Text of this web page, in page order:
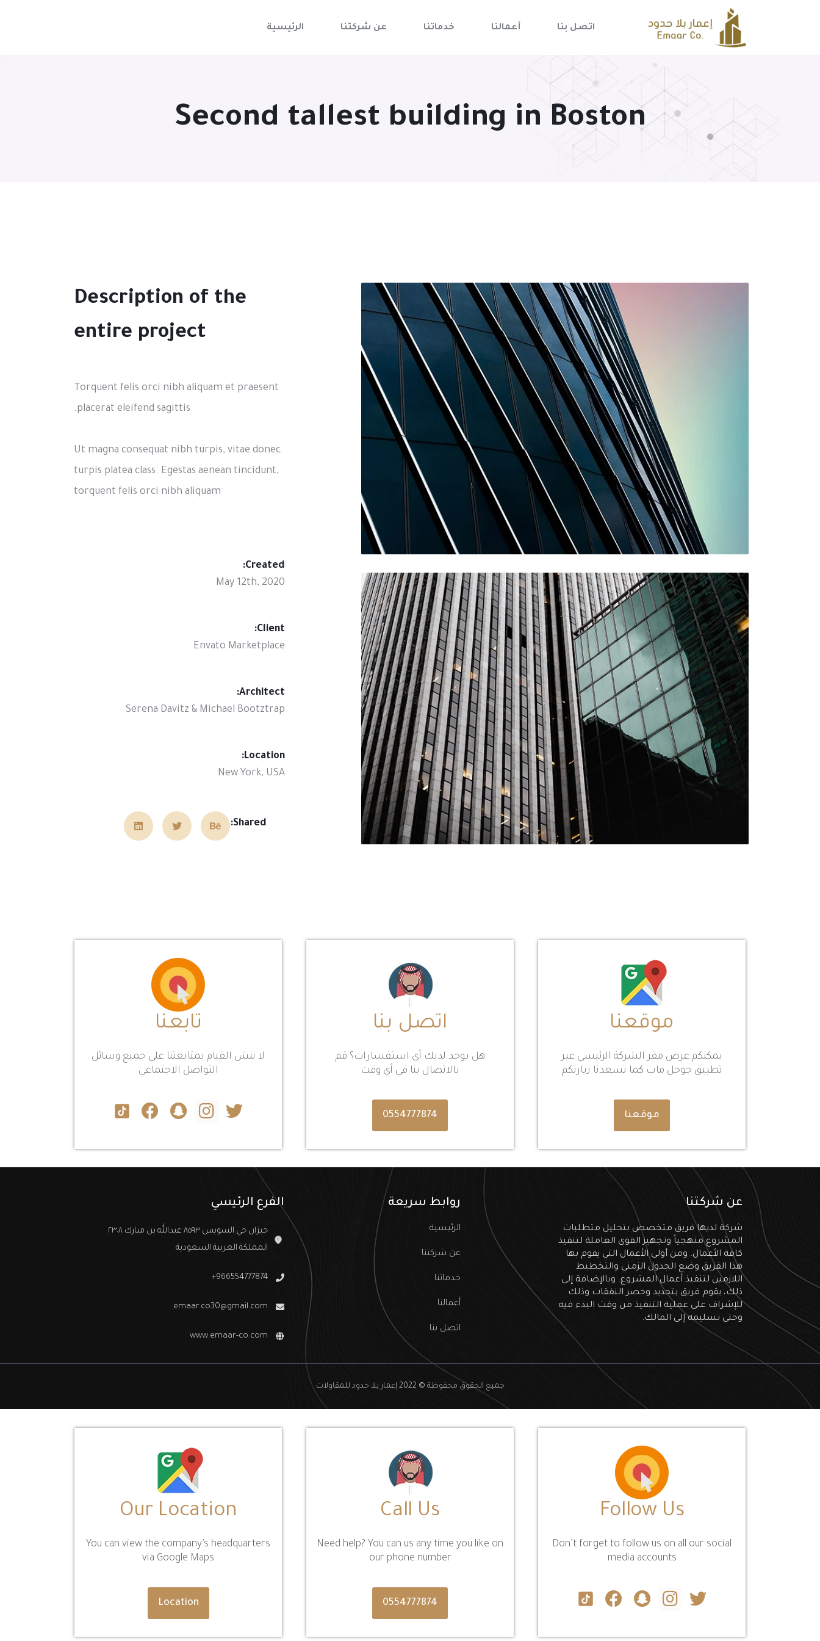
الرئيسية عن شركتنا خدماتنا أعمالنا اتصل بنا
Second tallest building in Boston
Description of the
entire project
Torquent felis orci nibh aliquam et praesent
placerat eleifend sagittis.
Ut magna consequat nibh turpis, vitae donec
turpis platea class. Egestas aenean tincidunt,
torquent felis orci nibh aliquam
Created:
May 12th, 2020
Client:
Envato Marketplace
Architect:
Serena Davitz & Michael Bootztrap
Location:
New York, USA
Shared:
موقعنا
يمكنكم عرض مقر الشركة الرئيسي عبر
تطبيق جوجل ماب كما تسعدنا زيارتكم
موقعنا
اتصل بنا
هل يوجد لديك أي استفسارات؟ قم
بالاتصال بنا في أي وقت
0554777874
تابعنا
لا تنسَ القيام بمتابعتنا على جميع وسائل
التواصل الاجتماعي
عن شركتنا
شركة لديها فريق متخصص بتحليل متطلبات
المشروع منهجياً وتجهيز القوى العاملة لتنفيذ
كافة الأعمال. ومن أولى الأعمال التي يقوم بها
هذا الفريق وضع الجدول الزمني والتخطيط
اللازمين لتنفيذ أعمال المشروع. وبالإضافة إلى
ذلك، يقوم فريق بتحديد وحصر النفقات وذلك
للإشراف على عملية التنفيذ من وقت البدء فيه
وحتى تسليمه إلى المالك.
روابط سريعة
الرئيسية
عن شركتنا
خدماتنا
أعمالنا
اتصل بنا
الفرع الرئيسي
جيزان حي السويس ٨٥٩٣ عبدالله بن مبارك ٢٣٠٨
المملكة العربية السعودية
966554777874+
emaar.co30@gmail.com
www.emaar-co.com
جميع الحقوق محفوظة © 2022 إعمار بلا حدود للمقاولات
Follow Us
Don’t forget to follow us on all our social
media accounts
Call Us
Need help? You can us any time you like on
our phone number
0554777874
Our Location
You can view the company’s headquarters
via Google Maps
Location